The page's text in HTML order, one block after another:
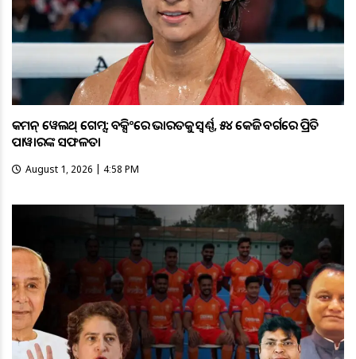
କମନ୍ ୱେଲଥ୍ ଗେମ୍ସ: ବକ୍ସିଂରେ ଭାରତକୁ ସ୍ବର୍ଣ୍ଣ, ୫୪ କେଜି ବର୍ଗରେ ପ୍ରିତି
ପାୱାରଙ୍କ ସଫଳତା
August 1, 2026 | 4:58 PM